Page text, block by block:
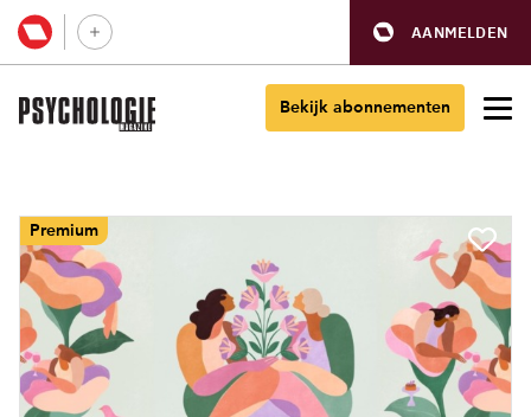
AANMELDEN
Bekijk abonnementen
Premium